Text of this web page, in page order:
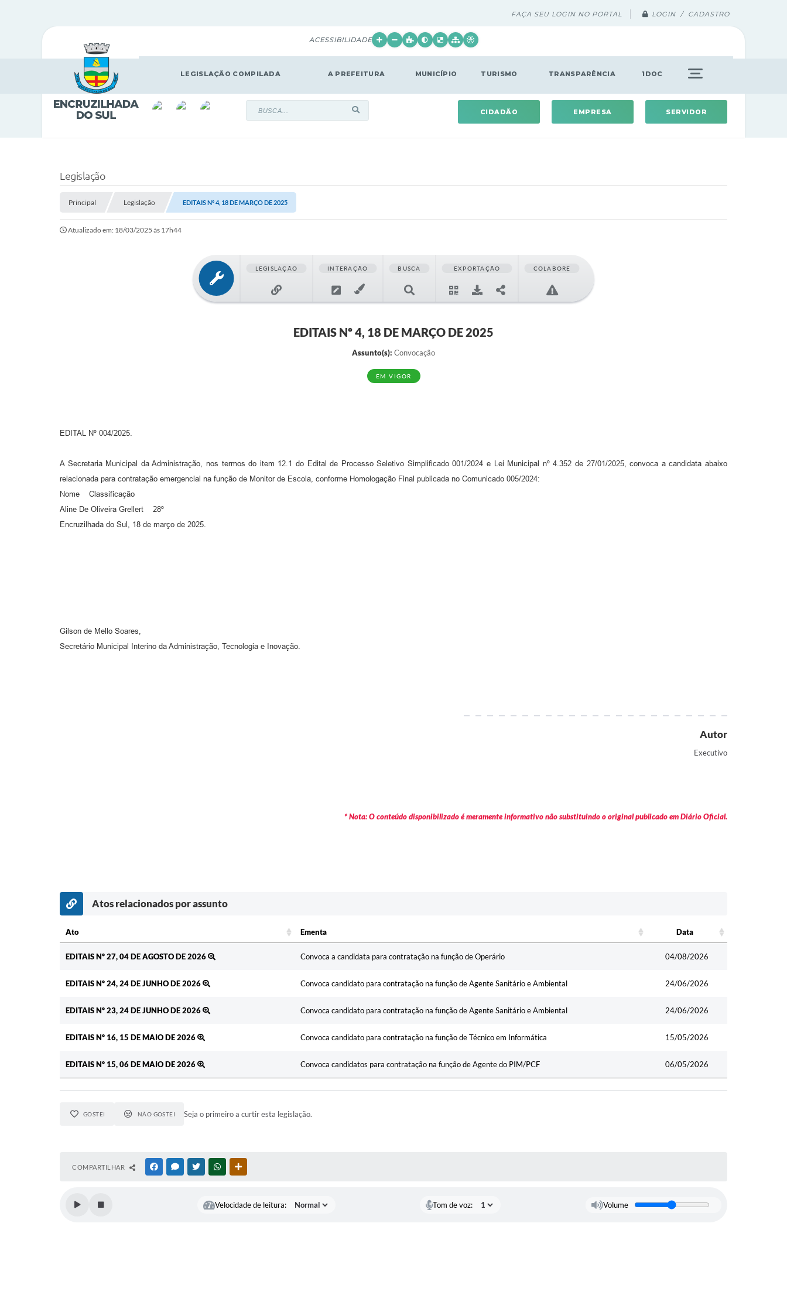
FAÇA SEU LOGIN NO PORTAL LOGIN / CADASTRO
ACESSIBILIDADE
LEGISLAÇÃO COMPILADA A PREFEITURA MUNICÍPIO TURISMO TRANSPARÊNCIA 1DOC
CIDADÃO EMPRESA SERVIDOR
Legislação
Principal Legislação EDITAIS Nº 4, 18 DE MARÇO DE 2025
Atualizado em: 18/03/2025 às 17h44
LEGISLAÇÃO INTERAÇÃO BUSCA EXPORTAÇÃO COLABORE
EDITAIS Nº 4, 18 DE MARÇO DE 2025
Assunto(s): Convocação
EM VIGOR
EDITAL Nº 004/2025.
A Secretaria Municipal da Administração, nos termos do item 12.1 do Edital de Processo Seletivo Simplificado 001/2024 e Lei Municipal nº 4.352 de 27/01/2025, convoca a candidata abaixo
relacionada para contratação emergencial na função de Monitor de Escola, conforme Homologação Final publicada no Comunicado 005/2024:
Nome Classificação
Aline De Oliveira Grellert 28º
Encruzilhada do Sul, 18 de março de 2025.
Gilson de Mello Soares,
Secretário Municipal Interino da Administração, Tecnologia e Inovação.
Autor
Executivo
* Nota: O conteúdo disponibilizado é meramente informativo não substituindo o original publicado em Diário Oficial.
Atos relacionados por assunto
Ato Ementa
Data
EDITAIS Nº 27, 04 DE AGOSTO DE 2026
Convoca a candidata para contratação na função de Operário 04/08/2026
EDITAIS Nº 24, 24 DE JUNHO DE 2026 Convoca candidato para contratação na função de Agente Sanitário e Ambiental 24/06/2026
EDITAIS Nº 23, 24 DE JUNHO DE 2026 Convoca candidato para contratação na função de Agente Sanitário e Ambiental 24/06/2026
EDITAIS Nº 16, 15 DE MAIO DE 2026 Convoca candidato para contratação na função de Técnico em Informática 15/05/2026
EDITAIS Nº 15, 06 DE MAIO DE 2026 Convoca candidatos para contratação na função de Agente do PIM/PCF 06/05/2026
GOSTEI NÃO GOSTEI Seja o primeiro a curtir esta legislação.
COMPARTILHAR FACEBOOKMESSENGER
TWITTERWHATSAPP
Velocidade de leitura: Tom de voz: Volume